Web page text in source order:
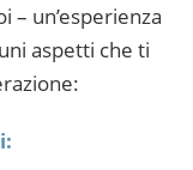
– un’esperienza
aspetti che ti